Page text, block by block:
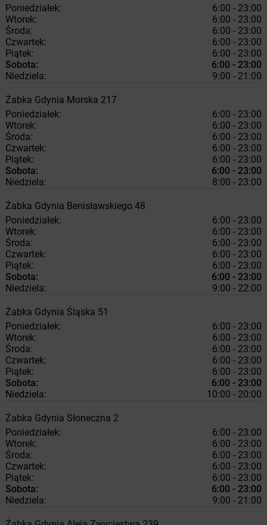
Poniedziałek:
6:00 - 23:00
Wtorek:
6:00 - 23:00
Środa:
6:00 - 23:00
Czwartek:
6:00 - 23:00
Piątek:
6:00 - 23:00
Sobota:
6:00 - 23:00
Niedziela:
9:00 - 21:00
Żabka Gdynia Morska 217
Poniedziałek:
6:00 - 23:00
Wtorek:
6:00 - 23:00
Środa:
6:00 - 23:00
Czwartek:
6:00 - 23:00
Piątek:
6:00 - 23:00
Sobota:
6:00 - 23:00
Niedziela:
8:00 - 23:00
Żabka Gdynia Benisławskiego 48
Poniedziałek:
6:00 - 23:00
Wtorek:
6:00 - 23:00
Środa:
6:00 - 23:00
Czwartek:
6:00 - 23:00
Piątek:
6:00 - 23:00
Sobota:
6:00 - 23:00
Niedziela:
9:00 - 22:00
Żabka Gdynia Śląska 51
Poniedziałek:
6:00 - 23:00
Wtorek:
6:00 - 23:00
Środa:
6:00 - 23:00
Czwartek:
6:00 - 23:00
Piątek:
6:00 - 23:00
Sobota:
6:00 - 23:00
Niedziela:
10:00 - 20:00
Żabka Gdynia Słoneczna 2
Poniedziałek:
6:00 - 23:00
Wtorek:
6:00 - 23:00
Środa:
6:00 - 23:00
Czwartek:
6:00 - 23:00
Piątek:
6:00 - 23:00
Sobota:
6:00 - 23:00
Niedziela:
9:00 - 21:00